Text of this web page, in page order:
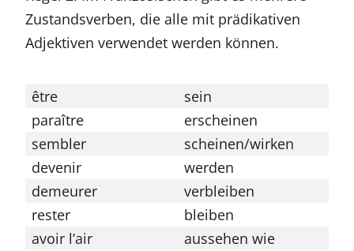
Zustandsverben, die alle mit prädikativen
Adjektiven verwendet werden können.
être
sein
paraître
erscheinen
sembler
scheinen/wirken
devenir
werden
demeurer
verbleiben
rester
bleiben
avoir l’air
aussehen wie